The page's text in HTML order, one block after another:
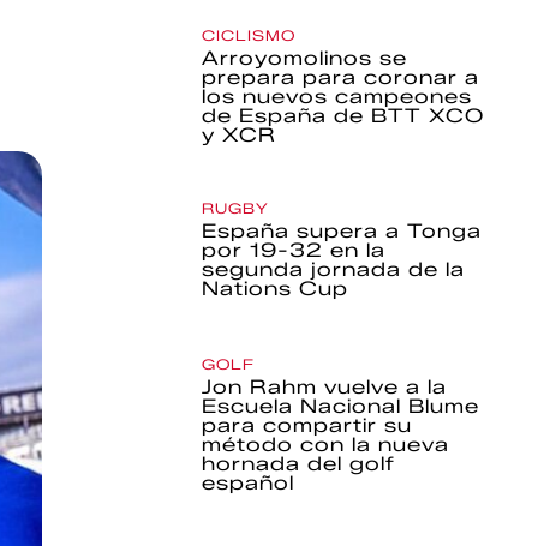
CICLISMO
Arroyomolinos se
prepara para coronar a
los nuevos campeones
de España de BTT XCO
y XCR
RUGBY
España supera a Tonga
por 19-32 en la
segunda jornada de la
Nations Cup
GOLF
Jon Rahm vuelve a la
Escuela Nacional Blume
para compartir su
método con la nueva
hornada del golf
español